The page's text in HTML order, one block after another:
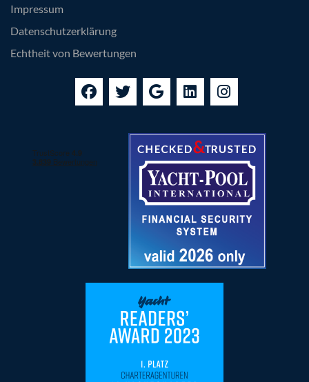
Impressum
Datenschutzerklärung
Echtheit von Bewertungen